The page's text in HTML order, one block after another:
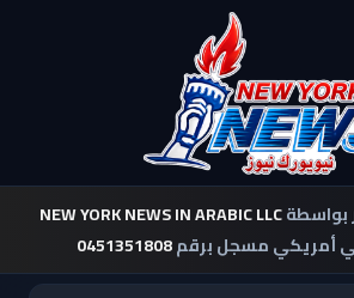
بواسطةNEW YORK NEWS IN ARABIC LLC
أمريكي مسجل برقم0451351808